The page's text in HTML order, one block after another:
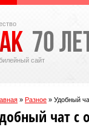
сайт
» Разное » Удобный
чат с